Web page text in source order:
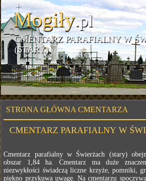
Mogiły.pl
CMENTARZ PARAFIALNY W
(STARY)
STRONA GŁÓWNA CMENTARZA
CMENTARZ PARAFIALNY W
Cmentarz parafialny w Świerżach (stary)
obszar 1,84 ha. Cmentarz ma duże
niezwykłości świadczą liczne krzyże, pomniki,
piękno przykuwa uwagę. Na cmentarzu